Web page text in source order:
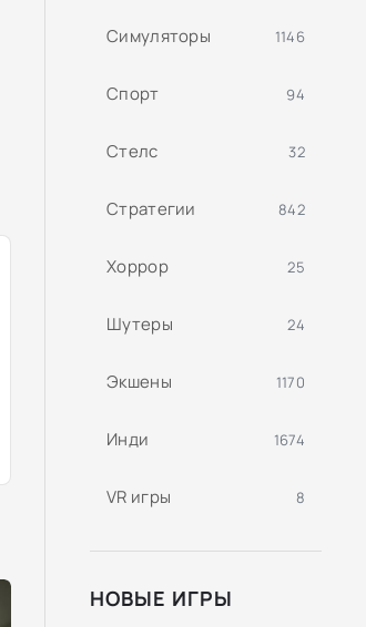
Симуляторы 1146
Спорт 94
Стелс 32
Стратегии 842
Хоррор 25
Шутеры 24
Экшены 1170
Инди 1674
VR игры 8
НОВЫЕ ИГРЫ